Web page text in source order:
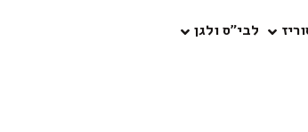
לבי”ס ולגן